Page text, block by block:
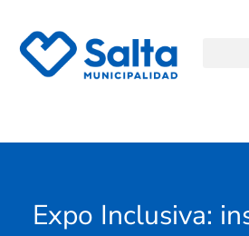
Expo Inclusiva: